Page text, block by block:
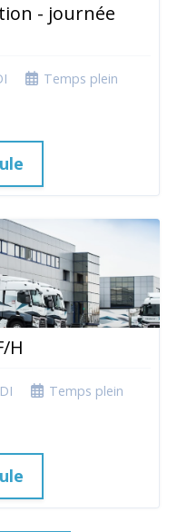
- journée
Temps plein
H
Temps plein